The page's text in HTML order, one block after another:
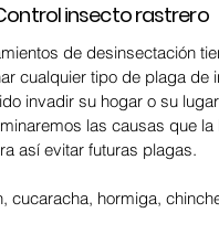
insecto rastrero
de desinsectación
cualquier tipo de plaga de
invadir su hogar o su
las causas que la
así evitar futuras plagas.
cucaracha, hormiga,